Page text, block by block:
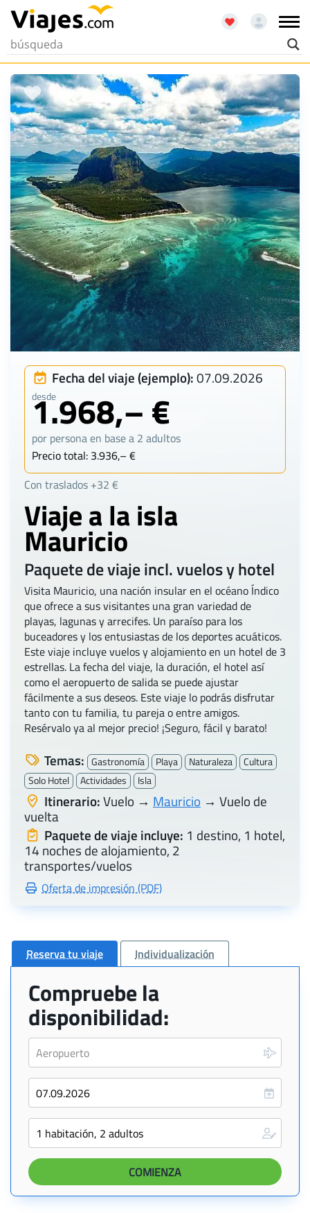
Viaje a la isla
Mauricio
Paquete de viaje incl. vuelos y hotel
Visita Mauricio, una nación insular en el océano Índico
que ofrece a sus visitantes una gran variedad de
playas, lagunas y arrecifes. Un paraíso para los
buceadores y los entusiastas de los deportes acuáticos.
Este viaje incluye vuelos y alojamiento en un hotel de 3
estrellas. La fecha del viaje, la duración, el hotel así
como el aeropuerto de salida se puede ajustar
fácilmente a sus deseos. Este viaje lo podrás disfrutar
tanto con tu familia, tu pareja o entre amigos.
Resérvalo ya al mejor precio! ¡Seguro, fácil y barato!
Temas: Gastronomía Playa Naturaleza
Cultura
Solo Hotel
Actividades Isla
Itinerario:Vuelo → Mauricio → Vuelo de
vuelta
Paquete de viaje incluye: 1 destino, 1 hotel,
14 noches de alojamiento, 2
transportes/vuelos
Fecha del viaje (ejemplo):07.09.2026
desde
1.968,– €
por persona en base a 2 adultos
Precio total: 3.936,– €
Con traslados +32 €
Oferta de impresión (PDF)
Reserva tu viaje Individualización
Compruebe la
disponibilidad: